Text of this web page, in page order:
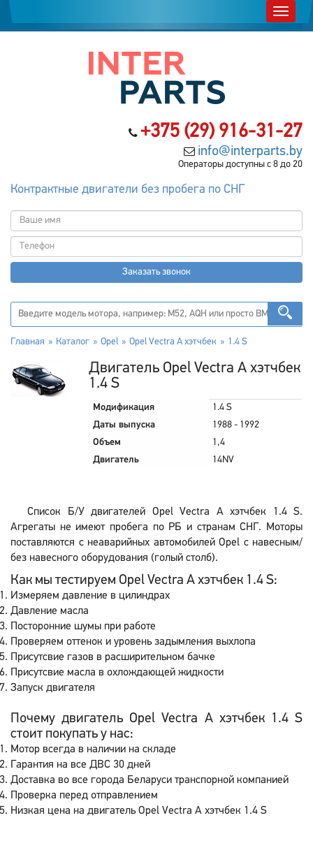
+375 (29) 916-31-27
info@interparts.by
Операторы доступны с 8 до 20
Контрактные двигатели без пробега по СНГ
Заказать звонок
Главная Каталог Opel Opel Vectra A хэтчбек 1.4 S
Двигатель Opel Vectra A хэтчбек
1.4 S
Модификация
1.4 S
Даты выпуска
1988 - 1992
Объем
1,4
Двигатель
14NV
Список Б/У двигателей Opel Vectra A хэтчбек 1.4 S.
Агрегаты не имеют пробега по РБ и странам СНГ. Моторы
поставляются с неаварийных автомобилей Opel с навесным/
без навесного оборудования (голый столб).
Как мы тестируем Opel Vectra A хэтчбек 1.4 S:
Измеряем давление в цилиндрах
Давление масла
Посторонние шумы при работе
Проверяем оттенок и уровень задымления выхлопа
Присутсвие газов в расширительном бачке
Присутсвие масла в охлождающей жидкости
Запуск двигателя
Почему двигатель Opel Vectra A хэтчбек 1.4 S
стоит покупать у нас:
Мотор всегда в наличии на складе
Гарантия на все ДВС 30 дней
Доставка во все города Беларуси транспорной компанией
Проверка перед отправлением
Низкая цена на двигатель Opel Vectra A хэтчбек 1.4 S